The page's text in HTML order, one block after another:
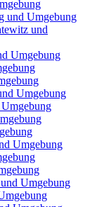
und Umgebung
und
Umgebung
Umgebung
Umgebung
Umgebung